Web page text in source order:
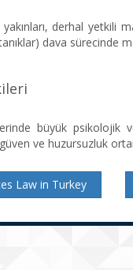
derhal yetkili
dava sürecinde
büyük
ve huzursuzluk
Law in Turkey